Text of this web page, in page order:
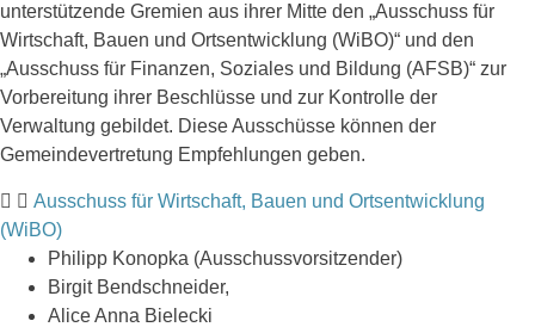
unterstützende Gremien aus ihrer Mitte den „Ausschuss für
Wirtschaft, Bauen und Ortsentwicklung (WiBO)“ und den
„Ausschuss für Finanzen, Soziales und Bildung (AFSB)“ zur
Vorbereitung ihrer Beschlüsse und zur Kontrolle der
Verwaltung gebildet. Diese Ausschüsse können der
Gemeindevertretung Empfehlungen geben.
Ausschuss für Wirtschaft, Bauen und Ortsentwicklung
(WiBO)
Philipp Konopka (Ausschussvorsitzender)
Birgit Bendschneider,
Alice Anna Bielecki